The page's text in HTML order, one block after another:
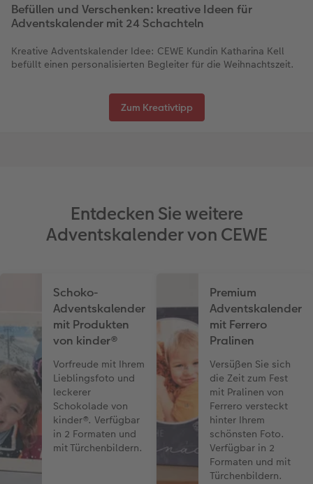
Befüllen und Verschenken: kreative Ideen für
Adventskalender mit 24 Schachteln
Kreative Adventskalender Idee: CEWE Kundin Katharina Kell
befüllt einen personalisierten Begleiter für die Weihnachtszeit.
Zum Kreativtipp
Entdecken Sie weitere
Adventskalender von CEWE
Schoko-
Adventskalender
mit Produkten
von kinder®
Vorfreude mit Ihrem
Lieblingsfoto und
leckerer
Schokolade von
kinder®. Verfügbar
in 2 Formaten und
mit Türchenbildern.
Premium
Adventskalender
mit Ferrero
Pralinen
Versüßen Sie sich
die Zeit zum Fest
mit Pralinen von
Ferrero versteckt
hinter Ihrem
schönsten Foto.
Verfügbar in 2
Formaten und mit
Türchenbildern.